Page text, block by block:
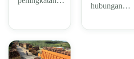
hubungan…